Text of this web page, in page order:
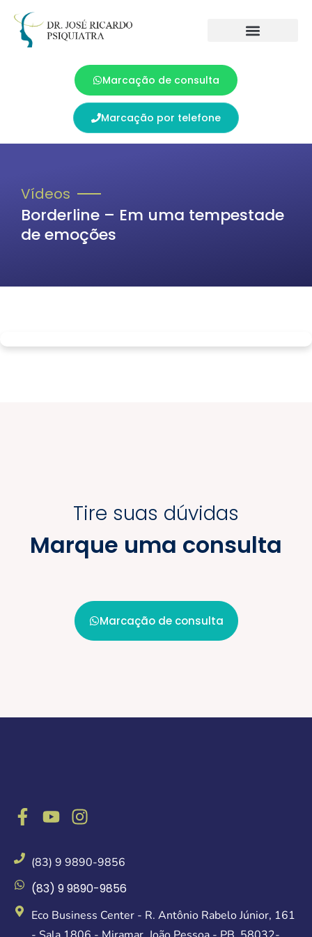
Marcação de consulta
Marcação por telefone
Vídeos
Borderline – Em uma tempestade
de emoções
Tire suas dúvidas
Marque uma consulta
Marcação de consulta
(83) 9 9890-9856
(83) 9 9890-9856
Eco Business Center - R. Antônio Rabelo Júnior, 161